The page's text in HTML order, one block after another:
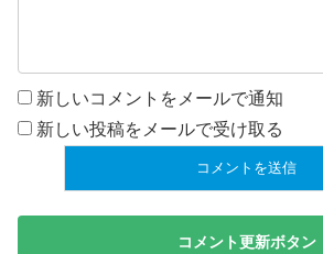
新しいコメントをメールで通知
新しい投稿をメールで受け取る
コメント更新ボタン